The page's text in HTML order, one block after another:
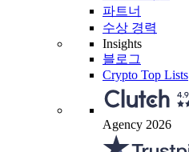
파트너
수상 경력
Insights
블로그
Crypto Top Lists
Agency 2026